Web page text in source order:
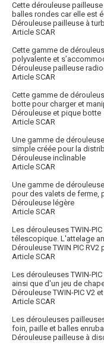
Cette dérouleuse
balles rondes car elle est
Dérouleuse pailleuse à
Article SCAR
Cette gamme de
polyvalente et
Dérouleuse pailleuse
Article SCAR
Cette gamme de
botte pour charger et
Dérouleuse et pique botte
Article SCAR
Une gamme de
simple créée pour la
Dérouleuse inclinable
Article SCAR
Une gamme de
pour des valets de ferme,
Dérouleuse légère
Article SCAR
Les dérouleuses TWIN-
télescopique. L'attelage
Dérouleuse TWIN PIC
Article SCAR
Les dérouleuses TWIN-
ainsi que d'un jeu de
Dérouleuse TWIN-PIC V2
Article SCAR
Les dérouleuses
foin, paille et balles
Dérouleuse pailleuse à